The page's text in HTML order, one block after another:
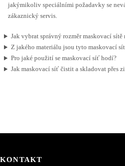
jakýmikoliv speciálními požadavky se
zákaznický servis.
Jak vybrat správný rozměr maskovací sítě
Z jakého materiálu jsou tyto maskovací
Pro jaké použití se maskovací síť hodí?
Jak maskovací síť čistit a skladovat přes
KONTAKT